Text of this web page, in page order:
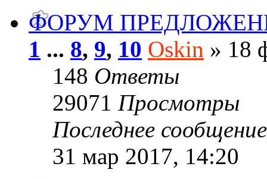
ФОРУМ
1 ... 8, 9, 10 Oskin » 18
148 Ответы
29071 Просмотры
Последнее
31 мар 2017, 14:20